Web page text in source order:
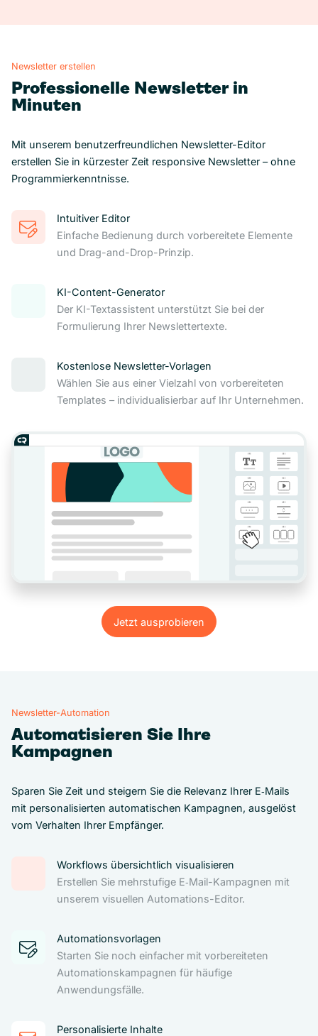
Jetzt ausprobieren
Jetzt ausprobieren
Newsletter erstellen
Professionelle Newsletter in
Minuten
Mit unserem benutzerfreundlichen Newsletter-Editor
erstellen Sie in kürzester Zeit responsive Newsletter – ohne
Programmierkenntnisse.
Intuitiver Editor
Einfache Bedienung durch vorbereitete Elemente
und Drag-and-Drop-Prinzip.
KI-Content-Generator
Der KI-Textassistent unterstützt Sie bei der
Formulierung Ihrer Newslettertexte.
Kostenlose Newsletter-Vorlagen
Wählen Sie aus einer Vielzahl von vorbereiteten
Templates – individualisierbar auf Ihr Unternehmen.
Newsletter-Automation
Automatisieren Sie Ihre
Kampagnen
Sparen Sie Zeit und steigern Sie die Relevanz Ihrer E‑Mails
mit personalisierten automatischen Kampagnen, ausgelöst
vom Verhalten Ihrer Empfänger.
Workflows übersichtlich visualisieren
Erstellen Sie mehrstufige E‑Mail-Kampagnen mit
unserem visuellen Automations-Editor.
Automationsvorlagen
Starten Sie noch einfacher mit vorbereiteten
Automationskampagnen für häufige
Anwendungsfälle.
Personalisierte Inhalte